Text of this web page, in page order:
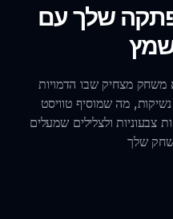
שלך עם
מצחיק שבו הדמויות
מה שמוסיף טוויסט
צבעוניות ולצלילים שמעלים